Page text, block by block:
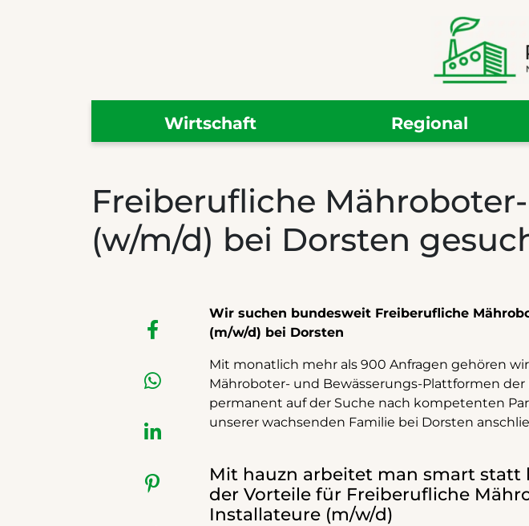
Wirtschaft Regional
Freiberufliche
(w/m/d) bei Dorsten
Wir suchen bundesweit Freiberufliche
(m/w/d) bei Dorsten
Mit monatlich mehr als 900 Anfragen gehören
Mähroboter- und Bewässerungs-Plattformen
permanent auf der Suche nach kompetenten
unserer wachsenden Familie bei Dorsten
Mit hauzn arbeitet man smart statt
der Vorteile für Freiberufliche
Installateure (m/w/d)